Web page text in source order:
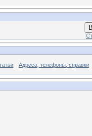
Адреса, телефоны, справки